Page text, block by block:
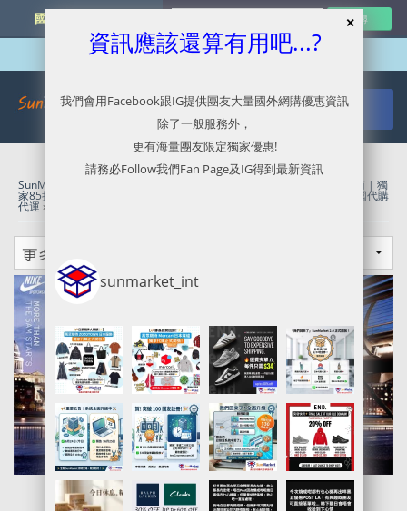
國外網購最新資訊
SunMarket 代購．代運．代寄 Footlocker官網代購/代運/集運服務指南 | 獨
家85折代購優惠中 美國代購
代運 »
資訊應該還算有用吧...?
我們會用Facebook跟IG提供團友大量國外網購優惠資訊
除了一般服務外，
更有海量團友限定獨家優惠!
請務必Follow我們Fan Page及IG得到最新資訊
sunmarket_int